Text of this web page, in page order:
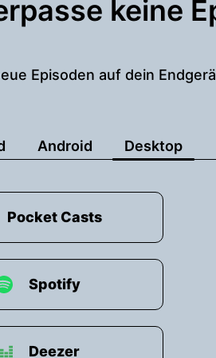
keine
Episoden auf dein
Android Desktop
Pocket Casts
Spotify
Deezer